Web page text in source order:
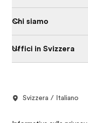
Chi siamo
Uffici in Svizzera
Svizzera / Italiano